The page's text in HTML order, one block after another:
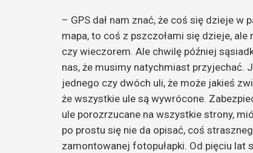
– GPS dał nam znać, że coś się dzieje w
mapa, to coś z pszczołami się dzieje,
czy wieczorem. Ale chwilę później
nas, że musimy natychmiast przyjechać.
jednego czy dwóch uli, że może jakieś
że wszystkie ule są wywrócone.
ule porozrzucane na wszystkie strony,
po prostu się nie da opisać, coś
zamontowanej fotopułapki. Od pięciu lat